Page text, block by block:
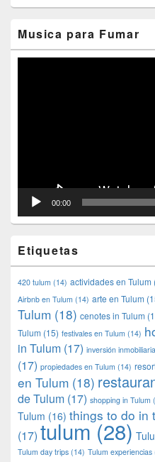
Musica para Fumar
00:00
Etiquetas
420 tulum (14) actividades en Tulum
Airbnb en Tulum (14) arte en Tulum
Tulum (18) cenotes in Tulum
Tulum (15) festivales en Tulum (14)
in Tulum (17) inversión
(17) propiedades en Tulum (14)
en Tulum (18)
de Tulum (17) shopping in Tulum
Tulum (16) things to do in
(17) tulum(28)
Tulum day trips (14) Tulum experiencias